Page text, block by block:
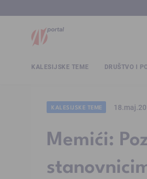
KALESIJSKE TEME DRUŠTVO I
KALESIJSKE TEME
Memići: